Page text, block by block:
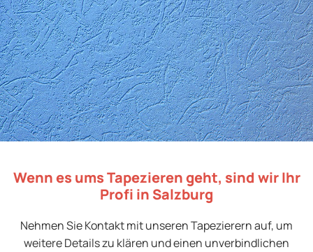
Wenn es ums Tapezieren geht, sind wir Ihr
Profi in Salzburg
Nehmen Sie Kontakt mit unseren Tapezierern auf, um
weitere Details zu klären und einen unverbindlichen